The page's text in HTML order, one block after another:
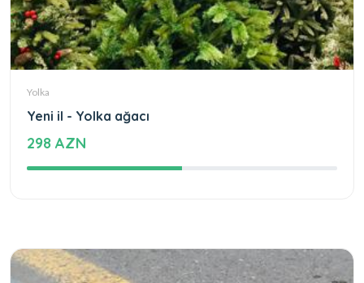
Yolka
Yeni il - Yolka ağacı
298 AZN